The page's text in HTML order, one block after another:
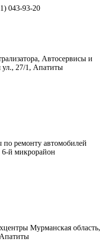
043-93-20
Автосервисы и
ул., 27/1, Апатиты
по ремонту автомобилей
й микрорайон
Мурманская область,